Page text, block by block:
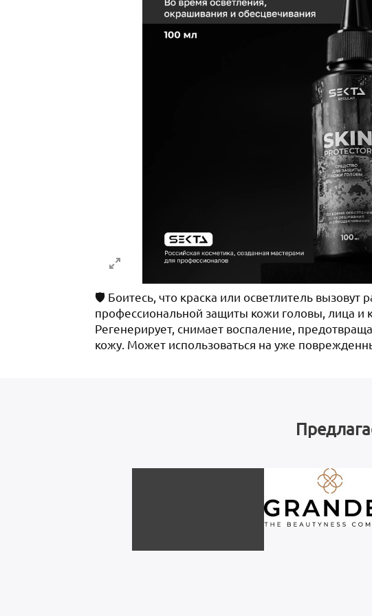
🛡️ Боитесь, что краска или осветлитель вызовут
профессиональной защиты кожи головы, лица и
Регенерирует, снимает воспаление,
кожу. Может использоваться на уже